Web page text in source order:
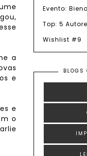
a
e
e
o
Evento:
Top: 5
Wishlist #9
BLOGS